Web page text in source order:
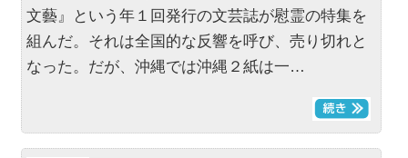
文藝』という年１回発行の文芸誌が慰霊の特集を
組んだ。それは全国的な反響を呼び、売り切れと
なった。だが、沖縄では沖縄２紙は一…